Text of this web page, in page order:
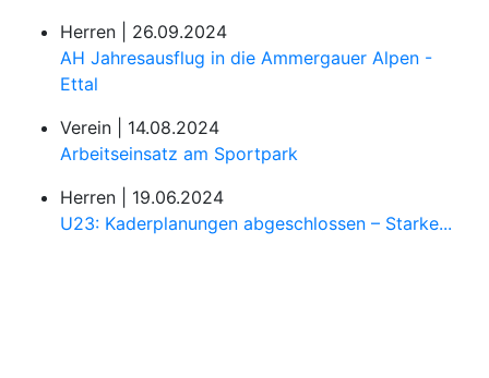
Herren | 26.09.2024
AH Jahresausflug in die Ammergauer Alpen -
Ettal
Verein | 14.08.2024
Arbeitseinsatz am Sportpark
Herren | 19.06.2024
U23: Kaderplanungen abgeschlossen – Starke...